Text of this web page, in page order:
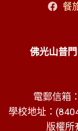
餐
佛光山普
電郵信箱：
學校地址：
版權